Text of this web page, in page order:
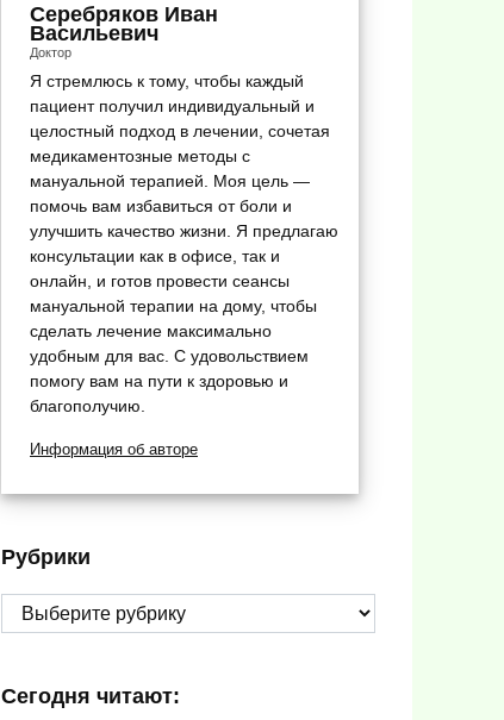
Серебряков Иван
Васильевич
Доктор
Я стремлюсь к тому, чтобы каждый
пациент получил индивидуальный и
целостный подход в лечении, сочетая
медикаментозные методы с
мануальной терапией. Моя цель —
помочь вам избавиться от боли и
улучшить качество жизни. Я предлагаю
консультации как в офисе, так и
онлайн, и готов провести сеансы
мануальной терапии на дому, чтобы
сделать лечение максимально
удобным для вас. С удовольствием
помогу вам на пути к здоровью и
благополучию.
Информация об авторе
Рубрики
Рубрики
Сегодня читают: